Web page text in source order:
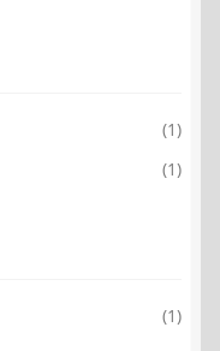
(1)
(1)
(1)